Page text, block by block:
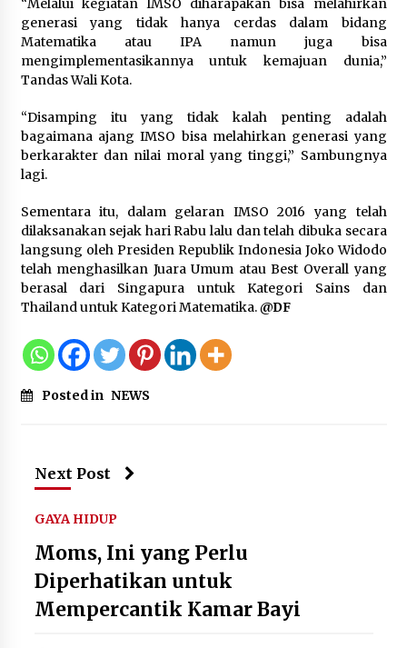
“Melalui kegiatan IMSO diharapakan bisa melahirkan
generasi yang tidak hanya cerdas dalam bidang
Matematika atau IPA namun juga bisa
mengimplementasikannya untuk kemajuan dunia,”
Tandas Wali Kota.
“Disamping itu yang tidak kalah penting adalah
bagaimana ajang IMSO bisa melahirkan generasi yang
berkarakter dan nilai moral yang tinggi,” Sambungnya
lagi.
Sementara itu, dalam gelaran IMSO 2016 yang telah
dilaksanakan sejak hari Rabu lalu dan telah dibuka secara
langsung oleh Presiden Republik Indonesia Joko Widodo
telah menghasilkan Juara Umum atau Best Overall yang
berasal dari Singapura untuk Kategori Sains dan
Thailand untuk Kategori Matematika.@DF
Posted in NEWS
Next Post
GAYA HIDUP
Moms, Ini yang Perlu
Diperhatikan untuk
Mempercantik Kamar Bayi